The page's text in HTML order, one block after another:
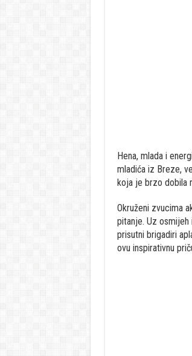
Hena, mlada i
mladića iz Breze,
koja je brzo dobila
Okruženi zvucima
pitanje. Uz osmijeh
prisutni brigadiri
ovu inspirativnu